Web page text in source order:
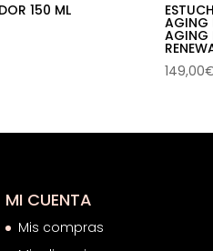
150 ML
AGING
AGING
149,00
MI CUENTA
Mis compras